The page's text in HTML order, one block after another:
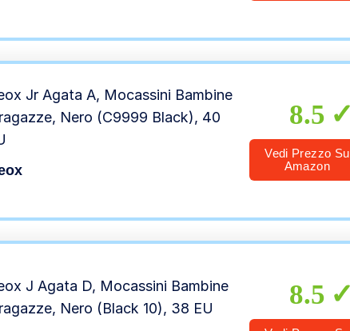
Jr Agata A, Mocassini Bambine
Nero (C9999 Black), 40
8.5
Vedi Prezzo Su
Amazon
J Agata D, Mocassini Bambine
Nero (Black 10), 38 EU
8.5